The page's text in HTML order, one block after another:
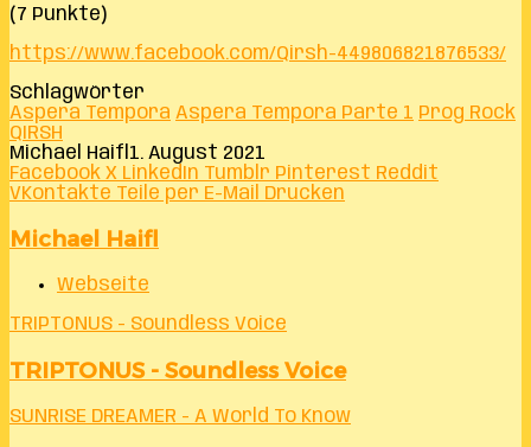
(7 Punkte)
https://www.facebook.com/Qirsh-449806821876533/
Schlagwörter
Aspera Tempora Aspera Tempora Parte 1 Prog Rock
QIRSH
Michael Haifl 1. August 2021
Facebook X LinkedIn Tumblr Pinterest Reddit
VKontakte Teile per E-Mail Drucken
Michael Haifl
Webseite
TRIPTONUS - Soundless Voice
TRIPTONUS - Soundless Voice
SUNRISE DREAMER - A World To Know